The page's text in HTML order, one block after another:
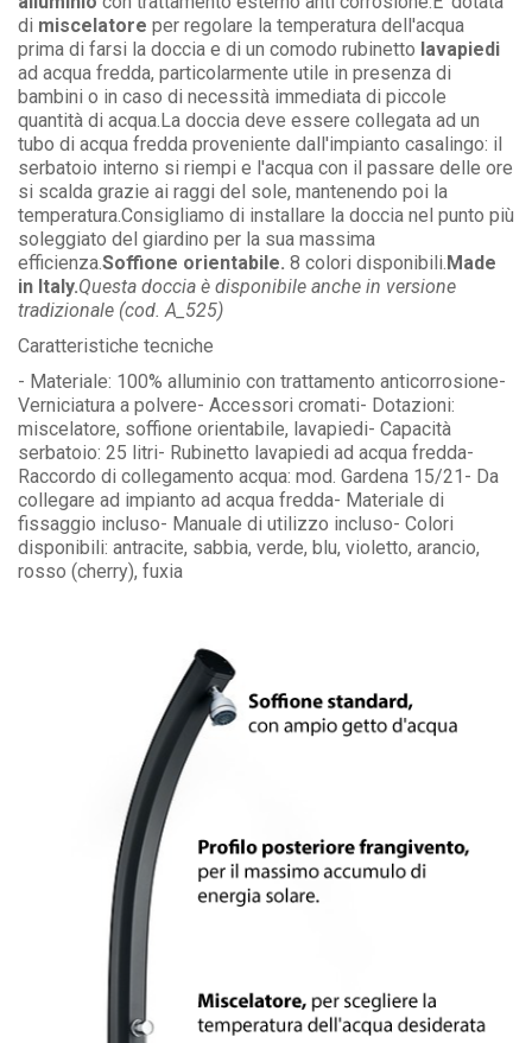
di miscelatore per regolare la temperatura dell'acqua
prima di farsi la doccia e di un comodo rubinetto lavapiedi
ad acqua fredda, particolarmente utile in presenza di
bambini o in caso di necessità immediata di piccole
quantità di acqua.La doccia deve essere collegata ad un
tubo di acqua fredda proveniente dall'impianto casalingo: il
serbatoio interno si riempi e l'acqua con il passare delle ore
si scalda grazie ai raggi del sole, mantenendo poi la
temperatura.Consigliamo di installare la doccia nel punto più
soleggiato del giardino per la sua massima
efficienza.Soffione orientabile. 8 colori disponibili. Made
in Italy.Questa doccia è disponibile anche in versione
tradizionale (cod. A_525)
Caratteristiche tecniche
- Materiale: 100% alluminio con trattamento anticorrosione-
Verniciatura a polvere- Accessori cromati- Dotazioni:
miscelatore, soffione orientabile, lavapiedi- Capacità
serbatoio: 25 litri- Rubinetto lavapiedi ad acqua fredda-
Raccordo di collegamento acqua: mod. Gardena 15/21- Da
collegare ad impianto ad acqua fredda- Materiale di
fissaggio incluso- Manuale di utilizzo incluso- Colori
disponibili: antracite, sabbia, verde, blu, violetto, arancio,
rosso (cherry), fuxia